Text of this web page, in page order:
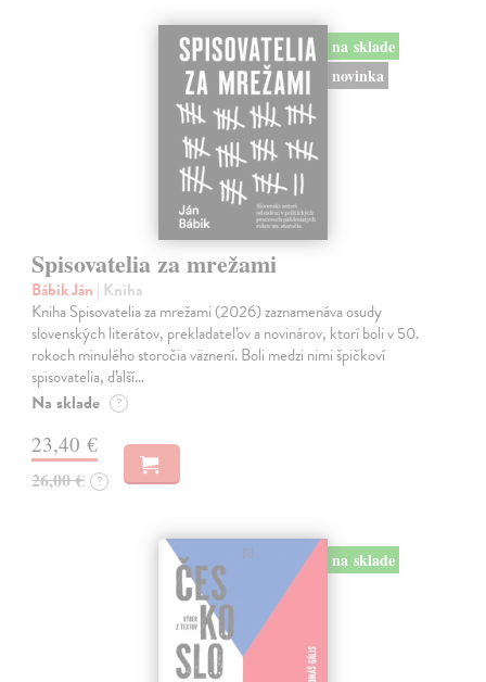
na sklade
novinka
Spisovatelia za mrežami
Bábik Ján | Kniha
Kniha Spisovatelia za mrežami (2026) zaznamenáva osudy
slovenských literátov, prekladateľov a novinárov, ktorí boli v 50.
rokoch minulého storočia väznení. Boli medzi nimi špičkoví
spisovatelia, ďalší…
Na sklade ?
23,40 €
26,00 € ?
na sklade